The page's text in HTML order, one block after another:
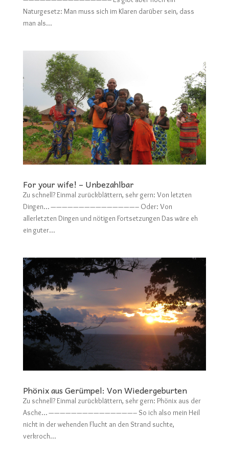
Naturgesetz: Man muss sich im Klaren darüber sein, dass
man als...
For your wife! – Unbezahlbar
Zu schnell? Einmal zurückblättern, sehr gern: Von letzten
Dingen… ———————————————– Oder: Von
allerletzten Dingen und nötigen Fortsetzungen Das wäre eh
ein guter...
Phönix aus Gerümpel: Von Wiedergeburten
Zu schnell? Einmal zurückblättern, sehr gern: Phönix aus der
Asche… ———————————————– So ich also mein Heil
nicht in der wehenden Flucht an den Strand suchte,
verkroch...